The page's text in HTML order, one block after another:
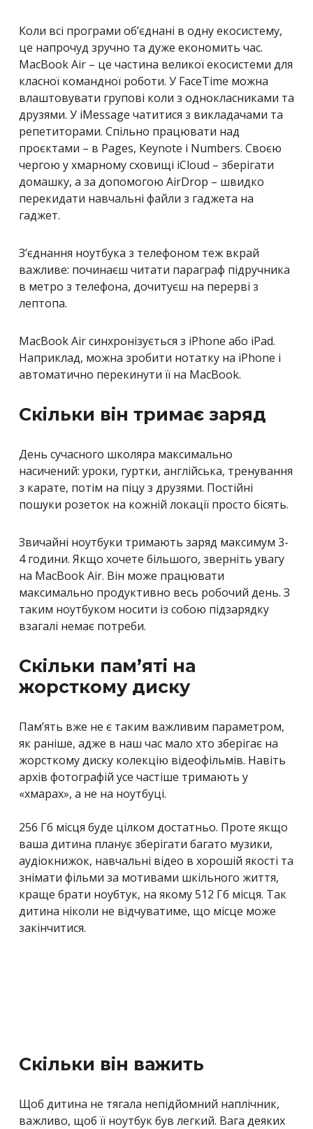
Коли всі програми об’єднані в одну екосистему,
це напрочуд зручно та дуже економить час.
MacBook Air – це частина великої екосистеми для
класної командної роботи. У FaceTime можна
влаштовувати групові коли з однокласниками та
друзями. У iMessage чатитися з викладачами та
репетиторами. Спільно працювати над
проєктами – в Pages, Keynote і Numbers. Своєю
чергою у хмарному сховищі iCloud – зберігати
домашку, а за допомогою AirDrop – швидко
перекидати навчальні файли з гаджета на
гаджет.
З’єднання ноутбука з телефоном теж вкрай
важливе: починаєш читати параграф підручника
в метро з телефона, дочитуєш на перерві з
лептопа.
MacBook Air синхронізується з iPhone або iPad.
Наприклад, можна зробити нотатку на iPhone і
автоматично перекинути її на MacBook.
Скільки він тримає заряд
День сучасного школяра максимально
насичений: уроки, гуртки, англійська, тренування
з карате, потім на піцу з друзями. Постійні
пошуки розеток на кожній локації просто бісять.
Звичайні ноутбуки тримають заряд максимум 3-
4 години. Якщо хочете більшого, зверніть увагу
на MacBook Air. Він може працювати
максимально продуктивно весь робочий день. З
таким ноутбуком носити із собою підзарядку
взагалі немає потреби.
Скільки пам’яті на
жорсткому диску
Пам’ять вже не є таким важливим параметром,
як раніше, адже в наш час мало хто зберігає на
жорсткому диску колекцію відеофільмів. Навіть
архів фотографій усе частіше тримають у
«хмарах», а не на ноутбуці.
256 Гб місця буде цілком достатньо. Проте якщо
ваша дитина планує зберігати багато музики,
аудіокнижок, навчальні відео в хорошій якості та
знімати фільми за мотивами шкільного життя,
краще брати ноубтук, на якому 512 Гб місця. Так
дитина ніколи не відчуватиме, що місце може
закінчитися.
Скільки він важить
Щоб дитина не тягала непідйомний наплічник,
важливо, щоб її ноутбук був легкий. Вага деяких